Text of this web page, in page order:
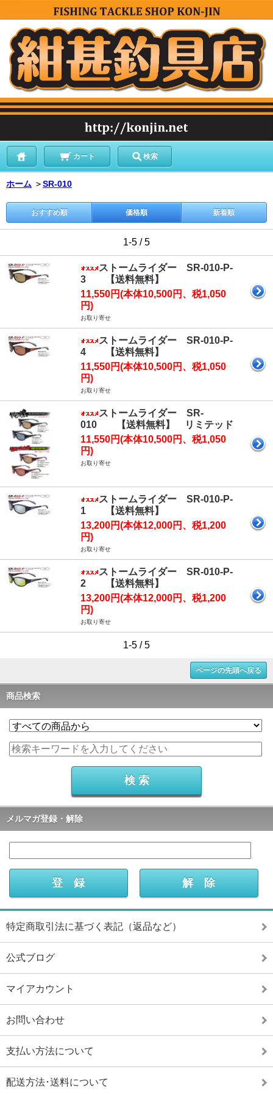
カート 検索
ホーム ＞SR-010
おすすめ順 価格順 新着順
1-5 / 5
ストームライダー SR-010-P-
3 【送料無料】
11,550円(本体10,500円、税1,050
円)
お取り寄せ
ストームライダー SR-010-P-
4 【送料無料】
11,550円(本体10,500円、税1,050
円)
お取り寄せ
ストームライダー SR-
010 【送料無料】 リミテッド
11,550円(本体10,500円、税1,050
円)
お取り寄せ
ストームライダー SR-010-P-
1 【送料無料】
13,200円(本体12,000円、税1,200
円)
お取り寄せ
ストームライダー SR-010-P-
2 【送料無料】
13,200円(本体12,000円、税1,200
円)
お取り寄せ
1-5 / 5
ページの先頭へ戻る
商品検索
メルマガ登録・解除
特定商取引法に基づく表記（返品など）
公式ブログ
マイアカウント
お問い合わせ
支払い方法について
配送方法･送料について